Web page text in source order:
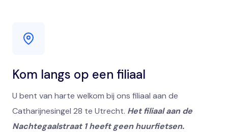
Kom langs op een filiaal
U bent van harte welkom bij ons filiaal aan de
Catharijnesingel 28 te Utrecht. Het filiaal aan de
Nachtegaalstraat 1 heeft geen huurfietsen.